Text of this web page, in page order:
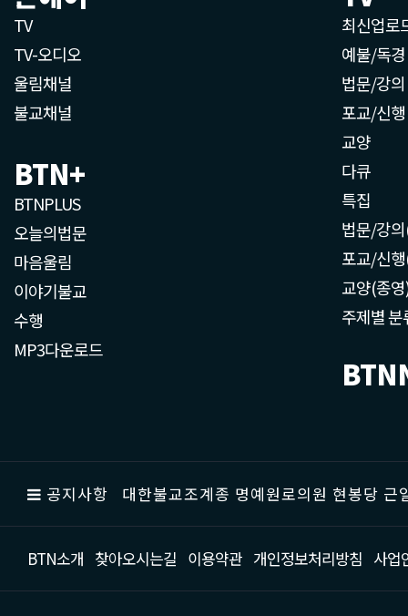
TV
TV-오디오
울림채널
불교채널
BTN+
BTNPLUS
오늘의법문
마음울림
이야기불교
수행
MP3다운로드
최신업로
예불/독경
법문/강의
포교/신행
교양
다큐
특집
법문/강
포교/신
교양(종
주제별 분
공지사항 대한불교조계종 명예원로의원 현봉당
BTN소개 찾아오시는길 이용약관 개인정보처리방침 사업